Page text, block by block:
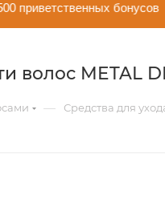
приветственных бонусов|
волос METAL
— Средства для